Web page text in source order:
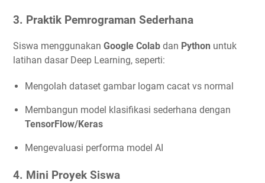
3. Praktik Pemrograman Sederhana
Siswa menggunakan Google Colab dan Python untuk
latihan dasar Deep Learning, seperti:
Mengolah dataset gambar logam cacat vs normal
Membangun model klasifikasi sederhana dengan
TensorFlow/Keras
Mengevaluasi performa model AI
4. Mini Proyek Siswa